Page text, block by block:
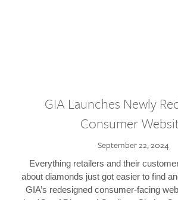
GIA Launches Newly
Consumer
September 22, 2024
Everything retailers and their
about diamonds just got easier to find
GIA’s redesigned consumer-facing